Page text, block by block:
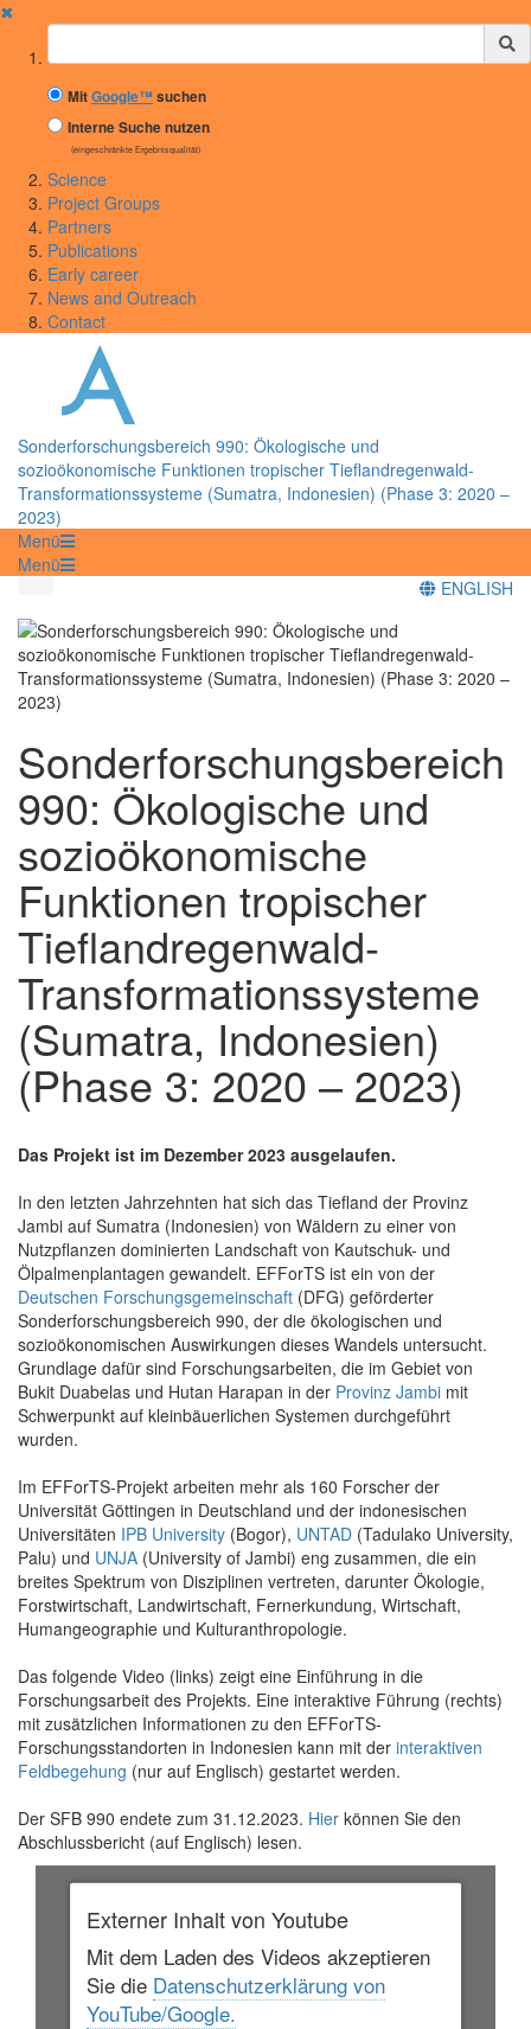
✖
Suchbegriff
MitGoogle™suchen
Interne Suche nutzen
(eingeschränkte Ergebnisqualität)
Science
Project Groups
Partners
Publications
Early career
News and Outreach
Contact
Sonderforschungsbereich 990: Ökologische und
sozioökonomische Funktionen tropischer Tieflandregenwald-
Transformationssysteme (Sumatra, Indonesien) (Phase 3: 2020 –
2023)
Menü
Menü
ENGLISH
Sonderforschungsbereich
990: Ökologische und
sozioökonomische
Funktionen tropischer
Tieflandregenwald-
Transformationssysteme
(Sumatra, Indonesien)
(Phase 3: 2020 – 2023)
Das Projekt ist im Dezember 2023 ausgelaufen.
In den letzten Jahrzehnten hat sich das Tiefland der Provinz
Jambi auf Sumatra (Indonesien) von Wäldern zu einer von
Nutzpflanzen dominierten Landschaft von Kautschuk- und
Ölpalmenplantagen gewandelt. EFForTS ist ein von der
Deutschen Forschungsgemeinschaft (DFG) geförderter
Sonderforschungsbereich 990, der die ökologischen und
sozioökonomischen Auswirkungen dieses Wandels untersucht.
Grundlage dafür sind Forschungsarbeiten, die im Gebiet von
Bukit Duabelas und Hutan Harapan in der Provinz Jambi mit
Schwerpunkt auf kleinbäuerlichen Systemen durchgeführt
wurden.
Im EFForTS-Projekt arbeiten mehr als 160 Forscher der
Universität Göttingen in Deutschland und der indonesischen
Universitäten IPB University (Bogor), UNTAD (Tadulako University,
Palu) und UNJA (University of Jambi) eng zusammen, die ein
breites Spektrum von Disziplinen vertreten, darunter Ökologie,
Forstwirtschaft, Landwirtschaft, Fernerkundung, Wirtschaft,
Humangeographie und Kulturanthropologie.
Das folgende Video (links) zeigt eine Einführung in die
Forschungsarbeit des Projekts. Eine interaktive Führung (rechts)
mit zusätzlichen Informationen zu den EFForTS-
Forschungsstandorten in Indonesien kann mit der interaktiven
Feldbegehung (nur auf Englisch) gestartet werden.
Der SFB 990 endete zum 31.12.2023. Hier können Sie den
Abschlussbericht (auf Englisch) lesen.
Externer Inhalt von Youtube
Mit dem Laden des Videos akzeptieren
Sie die Datenschutzerklärung von
YouTube/Google.